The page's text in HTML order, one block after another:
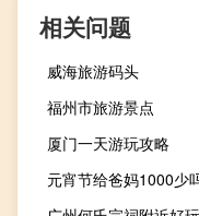
相关问题
威海旅游码头
福州市旅游景点
厦门一天游玩攻略
元宵节给爸妈1000少